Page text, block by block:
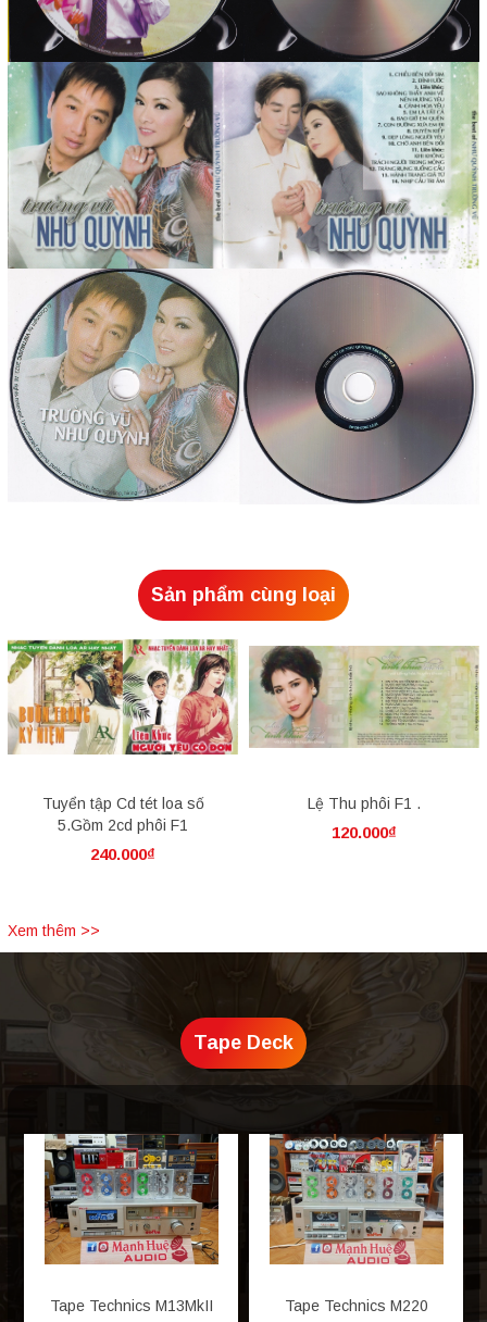
Sản phẩm cùng loại
Tuyển tập Cd tét loa số
5.Gồm 2cd phôi F1
240.000₫
Lệ Thu phôi F1 .
120.000₫
Xem thêm >>
Tape Deck
Tape Technics M13MkII Tape Technics M220